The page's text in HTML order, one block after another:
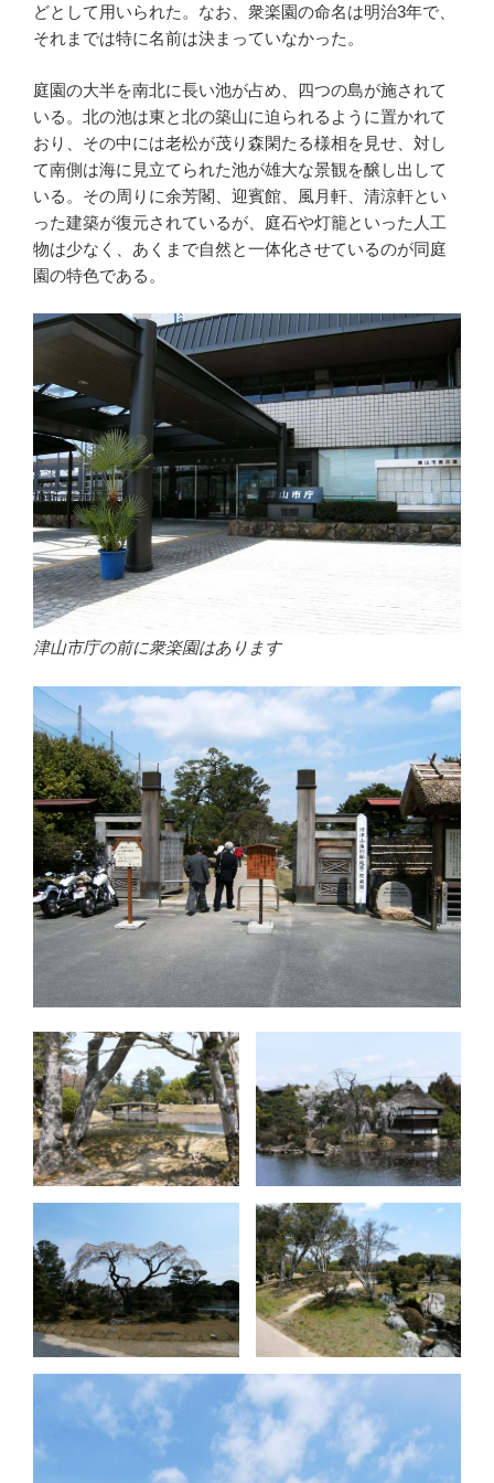
どとして用いられた。なお、衆楽園の命名は明治3年で、
それまでは特に名前は決まっていなかった。
庭園の大半を南北に長い池が占め、四つの島が施されて
いる。北の池は東と北の築山に迫られるように置かれて
おり、その中には老松が茂り森閑たる様相を見せ、対し
て南側は海に見立てられた池が雄大な景観を醸し出して
いる。その周りに余芳閣、迎賓館、風月軒、清涼軒とい
った建築が復元されているが、庭石や灯籠といった人工
物は少なく、あくまで自然と一体化させているのが同庭
園の特色である。
津山市庁の前に衆楽園はあります